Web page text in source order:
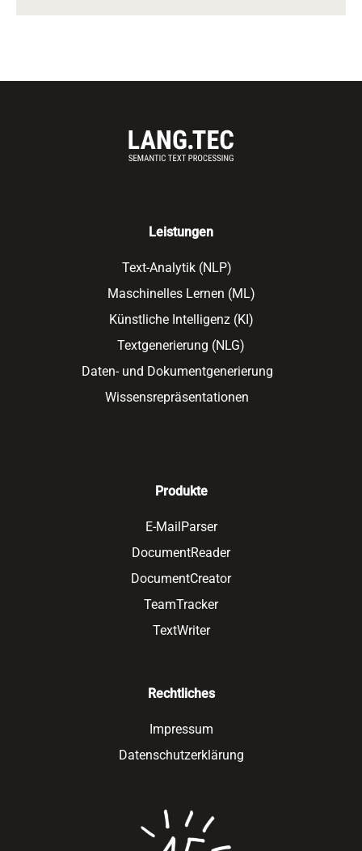
Leistungen
Text-Analytik (NLP)
Maschinelles Lernen (ML)
Künstliche Intelligenz (KI)
Textgenerierung (NLG)
Daten- und Dokumentgenerierung
Wissensrepräsentationen
Produkte
E-MailParser
DocumentReader
DocumentCreator
TeamTracker
TextWriter
Rechtliches
Impressum
Datenschutzerklärung